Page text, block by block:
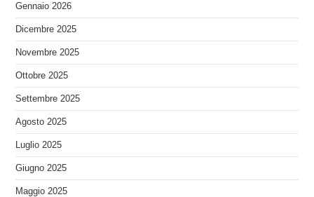
Gennaio 2026
Dicembre 2025
Novembre 2025
Ottobre 2025
Settembre 2025
Agosto 2025
Luglio 2025
Giugno 2025
Maggio 2025